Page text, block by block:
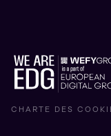
CHARTE DES